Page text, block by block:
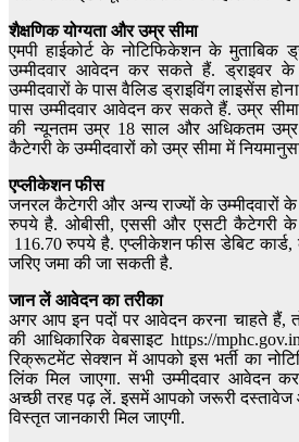
शैक्षणिक योग्यता और उम्र सीमा
एमपी हाईकोर्ट के नोटिफिकेशन के मुताबिक
उम्मीदवार आवेदन कर सकते हैं. ड्राइवर
उम्मीदवारों के पास वैलिड ड्राइविंग लाइसेंस
पास उम्मीदवार आवेदन कर सकते हैं. उम्र
की न्यूनतम उम्र 18 साल और अधिकतम उम्र
कैटेगरी के उम्मीदवारों को उम्र सीमा में
एप्लीकेशन फीस
जनरल कैटेगरी और अन्य राज्यों के उम्मीदवारों
रुपये है. ओबीसी, एससी और एसटी कैटेगरी के
116.70 रुपये है. एप्लीकेशन फीस डेबिट
जरिए जमा की जा सकती है.
जान लें आवेदन का तरीका
अगर आप इन पदों पर आवेदन करना चाहते हैं,
की आधिकारिक वेबसाइट https://
रिक्रूटमेंट सेक्शन में आपको इस भर्ती का
लिंक मिल जाएगा. सभी उम्मीदवार आवेदन
अच्छी तरह पढ़ लें. इसमें आपको जरूरी
विस्तृत जानकारी मिल जाएगी.